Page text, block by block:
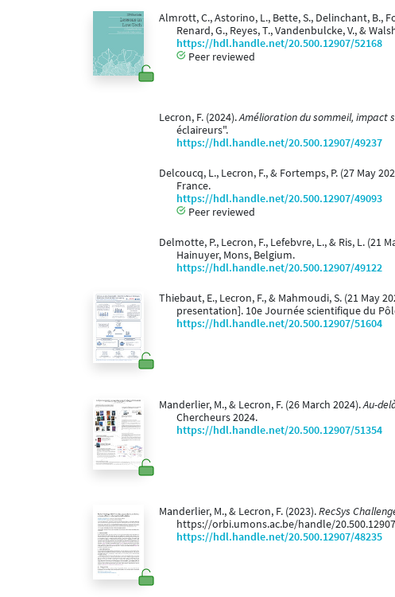
Almrott, C., Astorino, L., Bette, S., Delinchant, B.,
Renard, G., Reyes, T., Vandenbulcke, V., &
https://hdl.handle.net/20.500.12907/52168
Peer reviewed
Lecron, F. (2024).Amélioration du sommeil, impact
éclaireurs".
https://hdl.handle.net/20.500.12907/49237
Delcoucq, L., Lecron, F., & Fortemps, P. (27 May
France.
https://hdl.handle.net/20.500.12907/49093
Peer reviewed
Delmotte, P., Lecron, F., Lefebvre, L., & Ris, L. (21
Hainuyer, Mons, Belgium.
https://hdl.handle.net/20.500.12907/49122
Thiebaut, E., Lecron, F., & Mahmoudi, S. (21 May
presentation]. 10e Journée scientifique du
https://hdl.handle.net/20.500.12907/51604
Manderlier, M., & Lecron, F. (26 March 2024).Au-
Chercheurs 2024.
https://hdl.handle.net/20.500.12907/51354
Manderlier, M., & Lecron, F. (2023).RecSys
https://orbi.umons.ac.be/handle/
https://hdl.handle.net/20.500.12907/48235